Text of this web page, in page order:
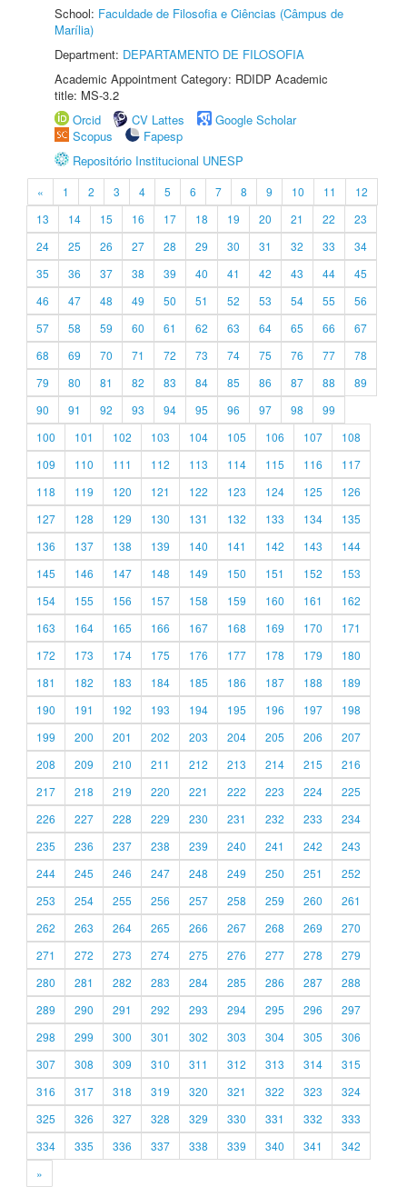
School: Faculdade de Filosofia e Ciências (Câmpus de
Marília)
Department: DEPARTAMENTO DE FILOSOFIA
Academic Appointment Category: RDIDP Academic
title: MS-3.2
Orcid
CV Lattes
Google Scholar
Scopus
Fapesp
Repositório Institucional UNESP
« 1 2 3 4 5 6 7 8 9 10 11
12
13
14 15 16 17 18 19 20 21 22
23
24
25 26 27 28 29 30 31 32 33
34
35
36 37 38 39 40 41 42 43 44
45
46
47 48 49 50 51 52 53 54 55
56
57
58 59 60 61 62 63 64 65 66
67
68
69 70 71 72 73 74 75 76 77
78
79
80 81 82 83 84 85 86 87 88
89
90
91 92 93 94 95 96 97 98
99
100
101 102 103 104 105 106 107
108
109
110 111 112 113 114 115 116
117
118
119 120 121 122 123 124 125
126
127
128 129 130 131 132 133 134
135
136
137 138 139 140 141 142 143
144
145
146 147 148 149 150 151 152
153
154
155 156 157 158 159 160 161
162
163
164 165 166 167 168 169 170
171
172
173 174 175 176 177 178 179
180
181
182 183 184 185 186 187 188
189
190
191 192 193 194 195 196 197
198
199
200 201 202 203 204 205 206
207
208
209 210 211 212 213 214 215
216
217
218 219 220 221 222 223 224
225
226
227 228 229 230 231 232 233
234
235
236 237 238 239 240 241 242
243
244
245 246 247 248 249 250 251
252
253
254 255 256 257 258 259 260
261
262
263 264 265 266 267 268 269
270
271
272 273 274 275 276 277 278
279
280
281 282 283 284 285 286 287
288
289
290 291 292 293 294 295 296
297
298
299 300 301 302 303 304 305
306
307
308 309 310 311 312 313 314
315
316
317 318 319 320 321 322 323
324
325
326 327 328 329 330 331 332
333
334
335 336 337 338 339 340 341
342
»